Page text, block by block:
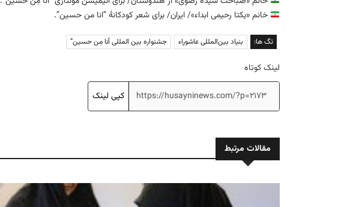
خانم «یکتا رحیمی ابداء»/ ایران/ برای شعر کودکانهٔ “انا من حسین”.
تگ ها: بنیاد بین‌المللی عاشوراء جشنواره بین المللی أنا مِن حسین”
لینک کوتاه
کپی لینک
مقالات مرتبط